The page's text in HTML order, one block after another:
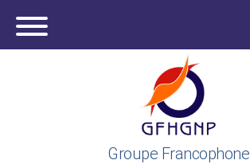
Groupe Francophone